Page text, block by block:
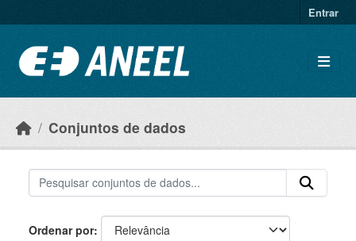
Entrar
Conjuntos de dados
Ordenar por